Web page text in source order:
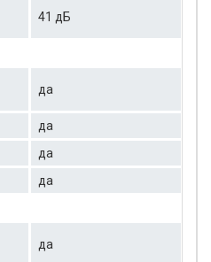
41 дБ
да
да
да
да
да